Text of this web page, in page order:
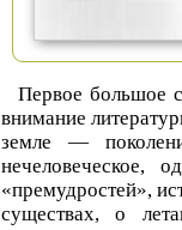
Первое большое
внимание
земле —
нечеловеческое,
«премудростей»,
существах, о